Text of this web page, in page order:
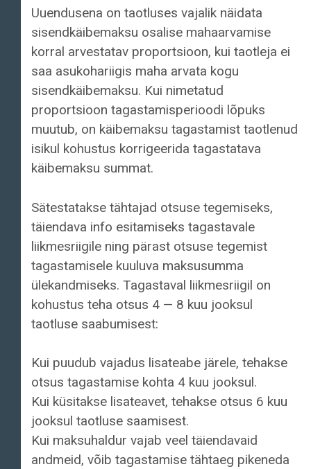
Uuendusena on taotluses vajalik näidata
sisendkäibemaksu osalise mahaarvamise
korral arvestatav proportsioon, kui taotleja ei
saa asukohariigis maha arvata kogu
sisendkäibemaksu. Kui nimetatud
proportsioon tagastamisperioodi lõpuks
muutub, on käibemaksu tagastamist taotlenud
isikul kohustus korrigeerida tagastatava
käibemaksu summat.
Sätestatakse tähtajad otsuse tegemiseks,
täiendava info esitamiseks tagastavale
liikmesriigile ning pärast otsuse tegemist
tagastamisele kuuluva maksusumma
ülekandmiseks. Tagastaval liikmesriigil on
kohustus teha otsus 4 — 8 kuu jooksul
taotluse saabumisest:
Kui puudub vajadus lisateabe järele, tehakse
otsus tagastamise kohta 4 kuu jooksul.
Kui küsitakse lisateavet, tehakse otsus 6 kuu
jooksul taotluse saamisest.
Kui maksuhaldur vajab veel täiendavaid
andmeid, võib tagastamise tähtaeg pikeneda